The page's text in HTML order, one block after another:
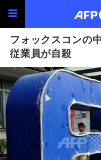
フォックスコンの
従業員が自殺